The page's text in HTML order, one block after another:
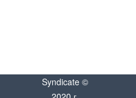
Syndicate ©